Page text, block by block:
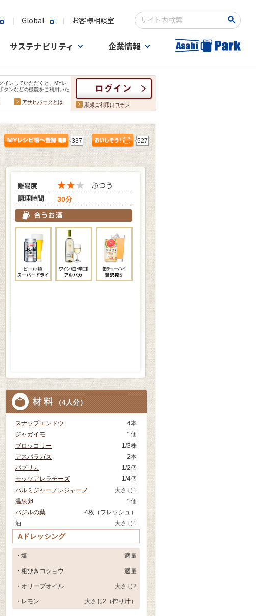
Global お客様相談室
検索キーワード入力
サステナビリティ 企業情報
インしていただくと、MYレ
タンなどの機能をご利用いた
アサヒパークとは 新規ご利用はコチラ
337 527
30分
（4人分）
スナップエンドウ
4本
ジャガイモ
1個
ブロッコリー
1/3株
アスパラガス
2本
パプリカ
1/2個
モッツアレラチーズ
1/4個
パルミジャーノレジャーノ
大さじ1
温泉卵
1個
バジルの葉
4枚（フレッシュ）
油
大さじ1
Aドレッシング
・塩 適量
・粗びきコショウ 適量
・オリーブオイル 大さじ2
・レモン 大さじ2（搾り汁）